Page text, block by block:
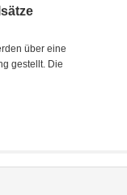
über eine
gestellt. Die